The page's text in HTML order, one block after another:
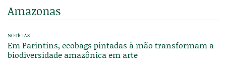
Amazonas
NOTÍCIAS
Em Parintins, ecobags pintadas à mão transformam a
biodiversidade amazônica em arte